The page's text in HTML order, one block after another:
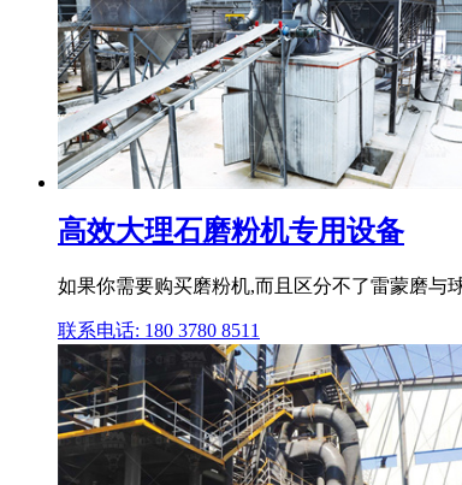
高效大理石磨粉机专用设备
如果你需要购买磨粉机,而且区分不了雷蒙磨与
联系电话: 180 3780 8511